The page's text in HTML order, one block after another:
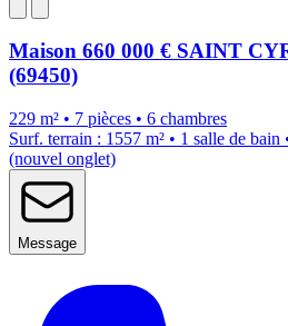
Maison 660 000 € SAINT
(69450)
229 m² • 7 pièces • 6 chambres
Surf. terrain : 1557 m² • 1 salle de bain
(nouvel onglet)
Message